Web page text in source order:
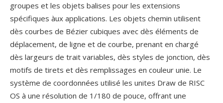
groupes et les objets balises pour les extensions
spécifiques àux applications. Les objets chemin utilisent
dès courbes de Bézier cubiques avec dès éléments de
déplacement, de ligne et de courbe, prenant en chargé
dès largeurs de trait variables, dès styles de jonction, dès
motifs de tirets et dès remplissages en couleur unie. Le
système de coordonnées utilisé les unites Draw de RISC
OS à une résolution de 1/180 de pouce, offrant une